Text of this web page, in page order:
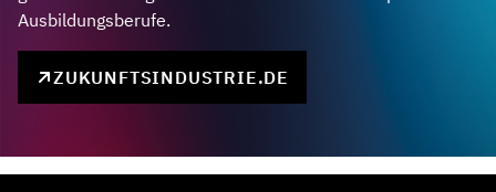
Ausbildungsberufe.
ZUKUNFTSINDUSTRIE.DE